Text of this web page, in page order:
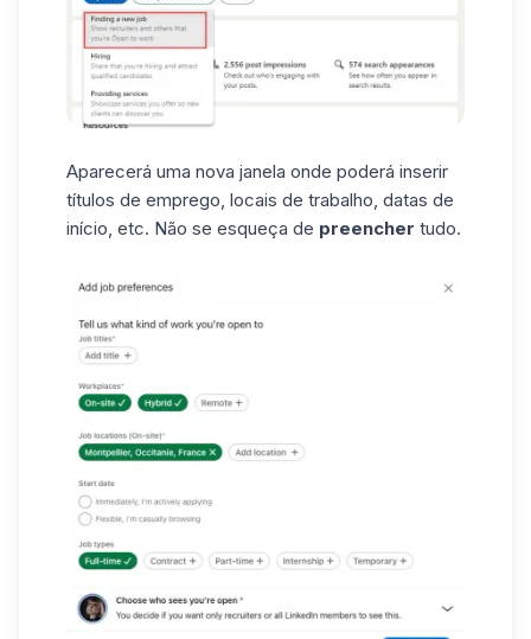
Aparecerá uma nova janela onde poderá inserir
títulos de emprego, locais de trabalho, datas de
início, etc. Não se esqueça de preencher tudo.